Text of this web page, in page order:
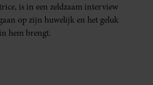
is in een zeldzaam interview
op zijn huwelijk en het geluk
hem brengt.